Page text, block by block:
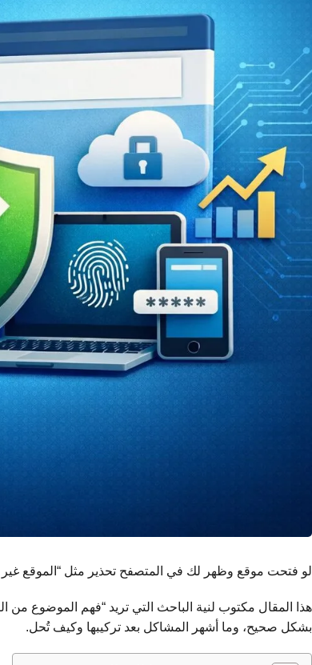
لو فتحت موقع وظهر لك في المتصفح تحذير مثل “الموقع غير
بشكل صحيح، وما أشهر المشاكل بعد تركيبها وكيف تُحل.